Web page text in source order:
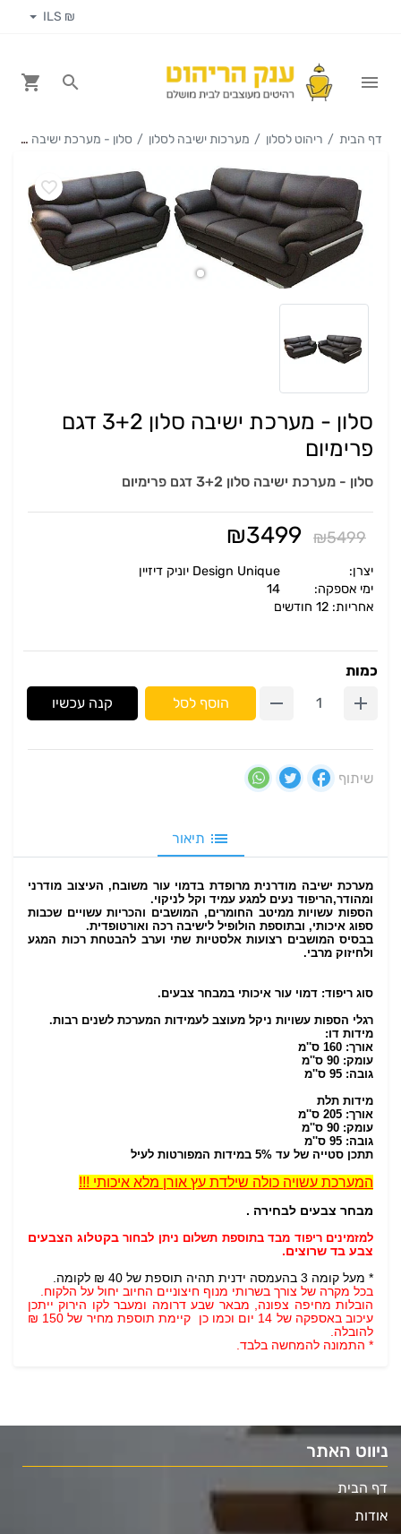
₪ ILS
דף הבית ריהוט לסלון מערכות ישיבה לסלון סלון - מערכת ישיבה סלון 3+2 דגם פרימיום
סלון - מערכת ישיבה סלון 3+2 דגם
פרימיום
סלון - מערכת ישיבה סלון 3+2 דגם פרימיום
₪5499
₪3499
יצרן:
ימי אספקה:
אחריות: 12 חודשים
כמות
הוסף לסל
קנה עכשיו
שיתוף
תיאור
מערכת ישיבה מודרנית מרופדת בדמוי עור משובח, העיצוב מודרני
ומהודר,הריפוד נעים למגע עמיד וקל לניקוי.
הספות עשויות ממיטב החומרים, המושבים והכריות עשויים שכבות
ספוג איכותי, ובתוספת הולופיל לישיבה רכה ואורטופדית.
בבסיס המושבים רצועות אלסטיות שתי וערב להבטחת רכות המגע
ולחיזוק מרבי.
סוג ריפוד: דמוי עור איכותי במבחר צבעים.
רגלי הספות עשויות ניקל מעוצב לעמידות המערכת לשנים רבות.
מידות דו:
אורך: 160 ס''מ
עומק: 90 ס''מ
גובה: 95 ס''מ
מידות תלת
אורך: 205 ס''מ
עומק: 90 ס''מ
גובה: 95 ס''מ
תתכן סטייה של עד 5% במידות המפורטות לעיל
המערכת עשויה כולה שילדת עץ אורן מלא איכותי !!!
מבחר צבעים לבחירה .
למזמינים ריפוד מבד בתוספת תשלום ניתן לבחורבקטלוג הצבעים
צבע בד שרוצים.
* מעל קומה 3 בהעמסה ידנית תהיה תוספת של 40 ₪ לקומה.
בכל מקרה של צורך בשרותי מנוף חיצוניים החיוב יחול על הלקוח.
הובלות מחיפה צפונה, מבאר שבע דרומה ומעבר לקו הירוק ייתכן
עיכוב באספקה של 14 יום וכמו כן קיימת תוספת מחיר של 150 ₪
להובלה.
* התמונה להמחשה בלבד.
ניווט האתר
דף הבית
אודות